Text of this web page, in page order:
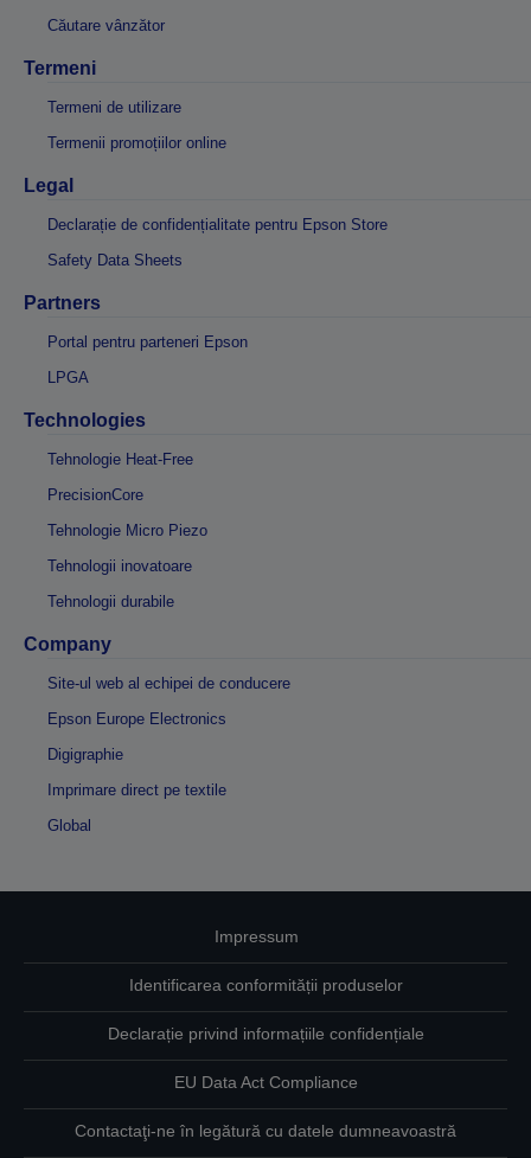
Căutare vânzător
Termeni
Termeni de utilizare
Termenii promoțiilor online
Legal
Declarație de confidențialitate pentru Epson Store
Safety Data Sheets
Partners
Portal pentru parteneri Epson
LPGA
Technologies
Tehnologie Heat-Free
PrecisionCore
Tehnologie Micro Piezo
Tehnologii inovatoare
Tehnologii durabile
Company
Site-ul web al echipei de conducere
Epson Europe Electronics
Digigraphie
Imprimare direct pe textile
Global
Impressum
Identificarea conformității produselor
Declarație privind informațiile confidențiale
EU Data Act Compliance
Contactaţi-ne în legătură cu datele dumneavoastră